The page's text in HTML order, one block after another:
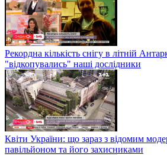
Рекордна кількість снігу в літній
"відкопувались" наші дослідники
Квіти України: що зараз з відомим
павільйоном та його захисниками